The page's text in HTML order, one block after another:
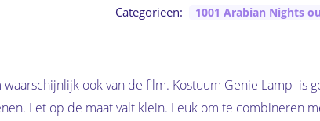
Categorieen: 1001 Arabian Nights
ook van de film. Kostuum Genie Lamp is
Let op de maat valt klein. Leuk om te combineren